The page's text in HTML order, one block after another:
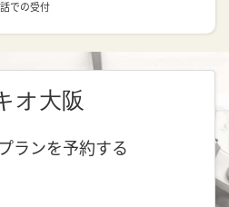
での受付
オ大阪
ランを予約する